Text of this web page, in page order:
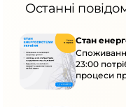
Останні
Стан
23:00
процеси